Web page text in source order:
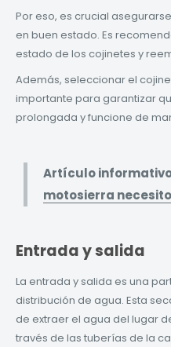
Por eso, es crucial
en buen estado. Es
estado de los cojinetes y
Además, seleccionar el
importante para garantizar
prolongada y funcione de
Artículo
motosierra
Entrada y salida
La entrada y salida es una
distribución de agua. Esta
de extraer el agua del lugar
través de las tuberías de la